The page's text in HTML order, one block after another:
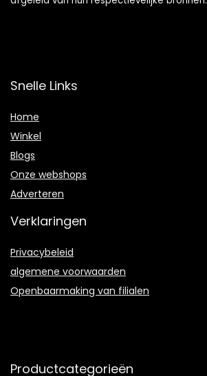
Snelle Links
Home
Winkel
Blogs
Onze webshops
Adverteren
Verklaringen
Privacybeleid
algemene voorwaarden
Openbaarmaking van filialen
Productcategorieën